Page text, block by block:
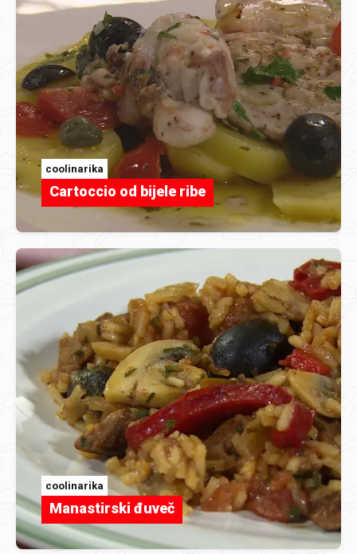
coolinarika
Cartoccio od bijele ribe
coolinarika
Manastirski đuveč